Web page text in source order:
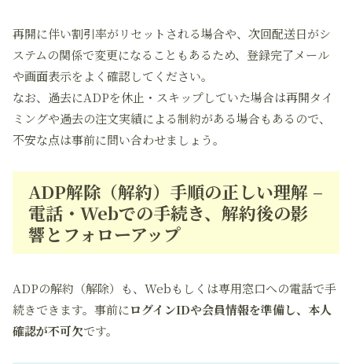
再開に伴い割引率がリセットされる場合や、次回配送日がシ
ステムの関係で変更になることもあるため、登録完了メール
や画面表示をよく確認してください。
なお、過去にADPを休止・スキップしていた場合は再開タイ
ミングや過去の注文実績による制約がある場合もあるので、
不安な点は事前に問い合わせましょう。
ADP解除（解約）手順の正しい理解 –
電話・Webでの手続き、解約後の影
響とフォローアップ
ADPの解約（解除）も、Webもしくは専用窓口への電話で手
続きできます。事前にログインIDや会員情報を準備し、本人
確認が不可欠です。